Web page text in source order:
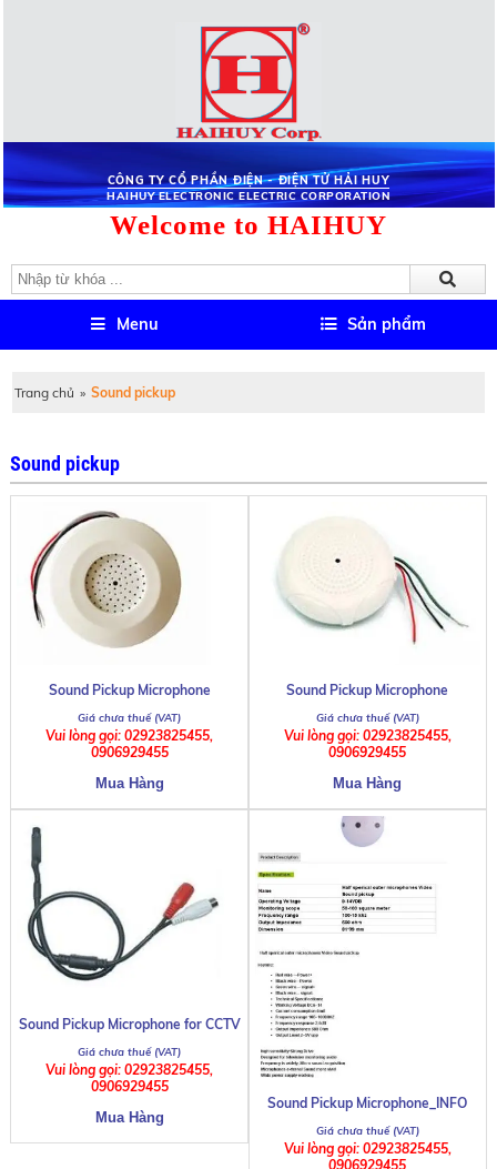
CÔNG TY CỔ PHẦN ĐIỆN - ĐIỆN TỬ HẢI HUY
HAIHUY ELECTRONIC ELECTRIC CORPORATION
Welcome to HAIHUY
Menu Sản phẩm
Trang chủ » Sound pickup
Sound pickup
Sound Pickup Microphone
Vui lòng gọi: 02923825455,
0906929455
Sound Pickup Microphone
Vui lòng gọi: 02923825455,
0906929455
Sound Pickup Microphone for CCTV
Vui lòng gọi: 02923825455,
0906929455
Sound Pickup Microphone_INFO
Vui lòng gọi: 02923825455,
0906929455